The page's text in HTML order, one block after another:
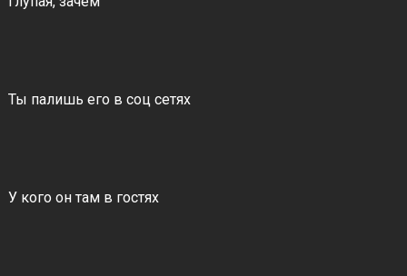
Ты палишь его в соц сетях
У кого он там в гостях